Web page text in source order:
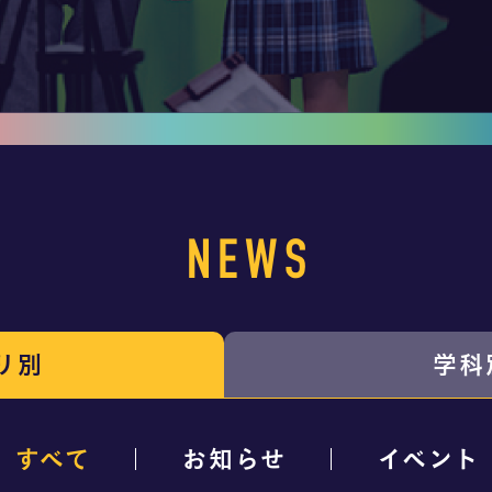
NEWS
別 学科
すべて お知らせ イベント